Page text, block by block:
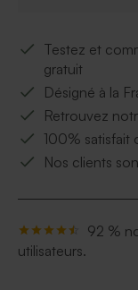
Testez et
gratuit
Désigné à la
Retrouvez
100% satisfait
Nos clients
92 %
utilisateurs.